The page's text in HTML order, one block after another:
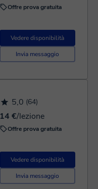
Offre prova gratuita
Vedere disponibilità
Invia messaggio
5,0 (64)
14 €/lezione
Offre prova gratuita
Vedere disponibilità
Invia messaggio